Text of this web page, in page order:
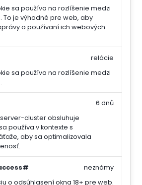
sa používa na rozlíšenie medzi
To je výhodné pre web, aby
o používaní ich webových
sa používa na rozlíšenie medzi
relácie
cluster obsluhuje
používa v kontexte s
aby sa optimalizovala
6 dnů
o odsúhlasení okna 18+ pre web.
neznámy